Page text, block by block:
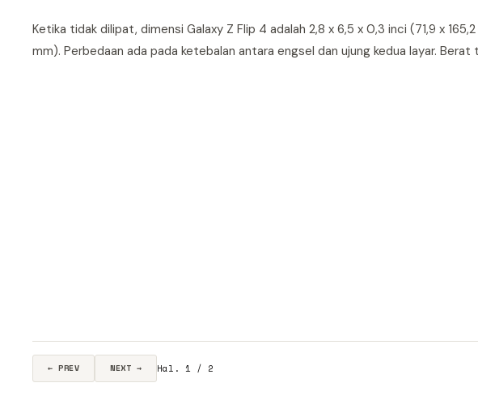
Ketika tidak dilipat, dimensi Galaxy Z Flip 4 adalah 2,8 x 6,5 x 0,3 inci (71,9 x
mm). Perbedaan ada pada ketebalan antara engsel dan ujung kedua layar. Berat
← PREV NEXT → Hal. 1 / 2